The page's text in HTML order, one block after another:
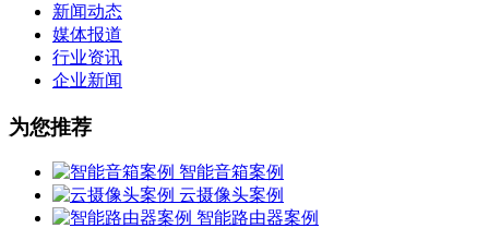
新闻动态
媒体报道
行业资讯
企业新闻
为您推荐
智能音箱案例
云摄像头案例
智能路由器案例